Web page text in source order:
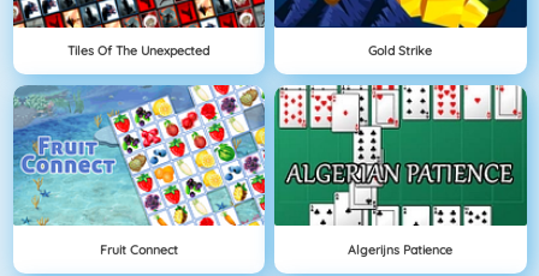
Tiles Of The Unexpected Gold Strike
Fruit Connect Algerijns Patience